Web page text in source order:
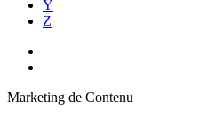
Y
Z
Marketing de Contenu